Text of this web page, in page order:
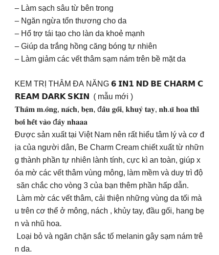
– Làm sạch sâu từ bên trong
– Ngăn ngừa tổn thương cho da
– Hổ trợ tái tạo cho làn da khoẻ mạnh
– Giúp da trắng hồng căng bóng tự nhiên
– Làm giảm các vết thâm sạm nám trên bề mặt da
KEM TRỊ THÂM ĐA NĂNG 𝟲 𝗜𝗡𝟭 𝗡𝗗 𝗕𝗘 𝗖𝗛𝗔𝗥𝗠 𝗖
𝗥𝗘𝗔𝗠 𝗗𝗔𝗥𝗞 𝗦𝗞𝗜𝗡 ( mẫu mới )
𝐓𝐡𝐚̂𝐦 𝐦.𝐨̂𝐧𝐠, 𝐧𝐚́𝐜𝐡, 𝐛𝐞̣𝐧, đ𝐚̂̀𝐮 𝐠𝐨̂́𝐢, 𝐤𝐡𝐮𝐲̉ 𝐭𝐚𝐲, 𝐧𝐡.𝐮̃ 𝐡𝐨𝐚 𝐭𝐡𝐢̀
𝐛𝐨̛𝐢 𝐡𝐞̂́𝐭 𝐯𝐚̀𝐨 đ𝐚̂𝐲 𝐧𝐡𝐚𝐚𝐚
Được sản xuất tại Việt Nam nên rất hiểu tâm lý và cơ đ
ịa của người dân, Be Charm Cream chiết xuất từ nhữn
g thành phần tự nhiên lành tính, cực kì an toàn, giúp x
óa mờ các vết thâm vùng mông, làm mềm và duy trì độ
săn chắc cho vòng 3 của bạn thêm phần hấp dẫn.
Làm mờ các vết thâm, cải thiện những vùng da tối mà
u trên cơ thể ở mông, nách , khủy tay, đầu gối, hang bẹ
n và nhũ hoa.
Loại bỏ và ngăn chặn sắc tố melanin gây sạm nám trê
n da.